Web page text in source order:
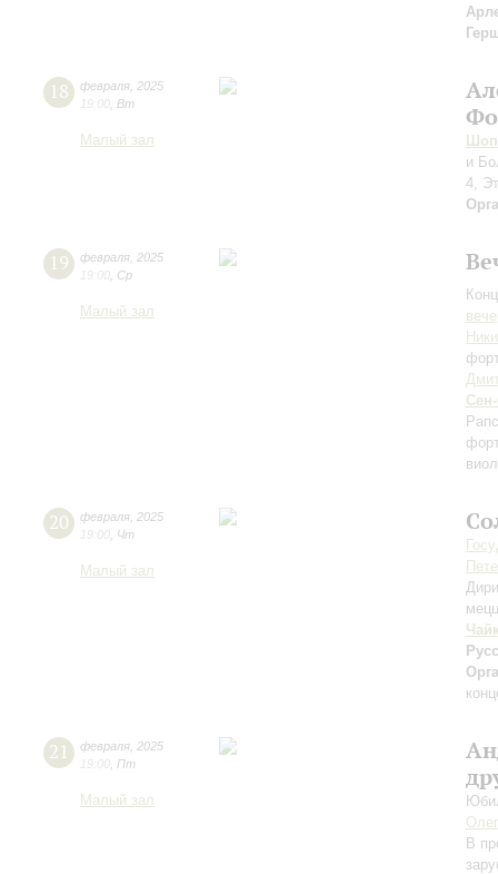
18 февраля 2025
19:00 Вт
Малый зал
и
4,
19 февраля 2025
19:00 Ср
Малый зал
20 февраля 2025
19:00 Чт
Малый зал
21 февраля 2025
19:00 Пт
Малый зал
В